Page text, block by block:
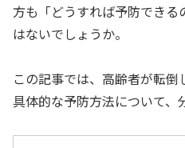
方も「どうすれば予防でき
はないでしょうか。
この記事では、高齢者が転
具体的な予防方法について、